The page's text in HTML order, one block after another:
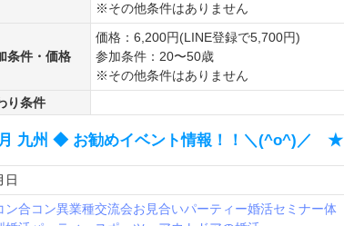
※その他条件はありません
条件・価格
価格：6,200円(LINE登録で5,700円)
参加条件：20〜50歳
※その他条件はありません
り条件
九州 ◆ お勧めイベント情報！！＼(^o^)／ ★
日
ン合コン異業種交流会お見合いパーティー婚活セミナー体